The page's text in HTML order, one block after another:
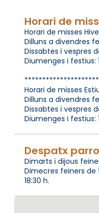
Horari de
Horari de misses
Dilluns a divendres
Dissabtes i vespres
Diumenges i festius:
Horari de misses
Dilluns a divendres
Dissabtes i vespres
Diumenges i festius:
Despatx
Dimarts i dijous
Dimecres feiners de
18:30 h.